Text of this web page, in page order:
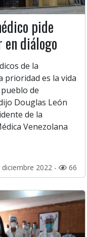
pide
diálogo
de la
prioridad es la vida
de
Douglas León
de la
Venezolana
2022 - 66